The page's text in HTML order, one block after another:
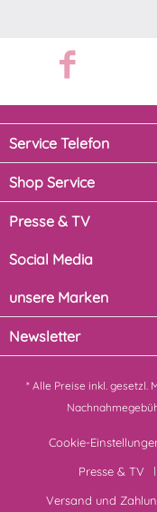
Service Telefon
Shop Service
Presse & TV
Social Media
unsere Marken
Newsletter
* Alle Preise inkl. gesetzl.
Cookie-
Presse & TV
Versand und